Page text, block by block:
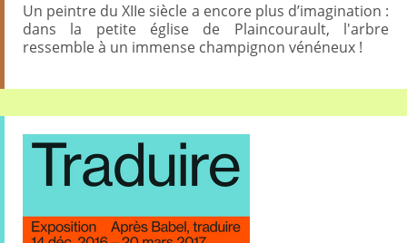
Un peintre du XIIe siècle a encore plus d’imagination :
dans la petite église de Plaincourault, l'arbre
ressemble à un immense champignon vénéneux !